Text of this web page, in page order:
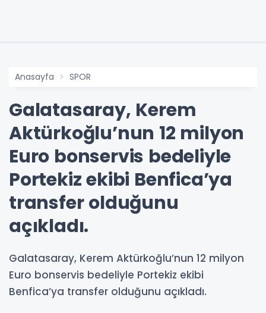
Anasayfa SPOR
Galatasaray, Kerem
Aktürkoğlu’nun 12 milyon
Euro bonservis bedeliyle
Portekiz ekibi Benfica’ya
transfer olduğunu
açıkladı.
Galatasaray, Kerem Aktürkoğlu’nun 12 milyon
Euro bonservis bedeliyle Portekiz ekibi
Benfica’ya transfer olduğunu açıkladı.